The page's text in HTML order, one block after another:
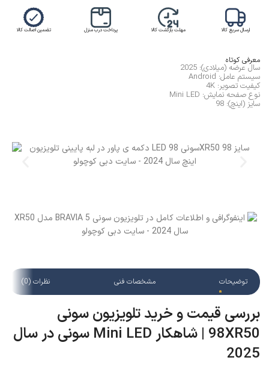
ارسال سریع کالا مهلت بازگشت کالا پرداخت درب منزل تضمین اصالت کالا
معرفی کوتاه
سال عرضه (میلادی): 2025
سیستم عامل: Android
کیفیت تصویر: 4K
نوع صفحه نمایش: Mini LED
سایز (اینچ): 98
توضیحات مشخصات فنی نظرات (0)
بررسی قیمت و خرید تلویزیون سونی
98XR50 | شاهکار Mini LED سونی در سال
2025